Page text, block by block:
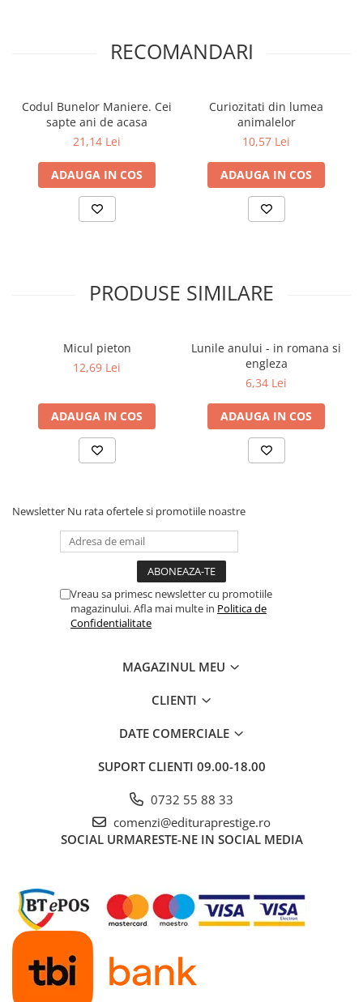
RECOMANDARI
Codul Bunelor Maniere. Cei
sapte ani de acasa
21,14 Lei
ADAUGA IN COS
Curiozitati din lumea
animalelor
10,57 Lei
ADAUGA IN COS
PRODUSE SIMILARE
Micul pieton
12,69 Lei
ADAUGA IN COS
Lunile anului - in romana si
engleza
6,34 Lei
ADAUGA IN COS
Newsletter Nu rata ofertele si promotiile noastre
Vreau sa primesc newsletter cu promotiile
magazinului. Afla mai multe in Politica de
Confidentialitate
MAGAZINUL MEU
CLIENTI
DATE COMERCIALE
SUPORT CLIENTI 09.00-18.00
0732 55 88 33
comenzi@edituraprestige.ro
SOCIAL URMARESTE-NE IN SOCIAL MEDIA